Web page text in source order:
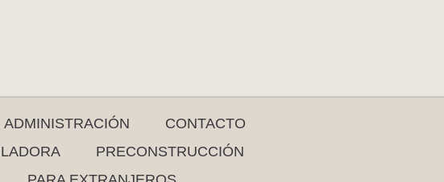
ADMINISTRACIÓN
CONTACTO
PRECONSTRUCCIÓN